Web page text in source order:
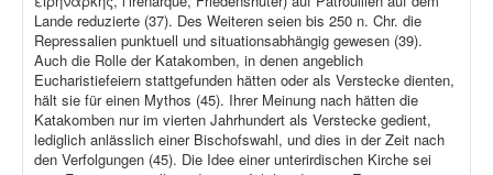
Lande reduzierte (37). Des Weiteren seien bis 250 n. Chr. die
Repressalien punktuell und situationsabhängig gewesen (39).
Auch die Rolle der Katakomben, in denen angeblich
Eucharistiefeiern stattgefunden hätten oder als Verstecke dienten,
hält sie für einen Mythos (45). Ihrer Meinung nach hätten die
Katakomben nur im vierten Jahrhundert als Verstecke gedient,
lediglich anlässlich einer Bischofswahl, und dies in der Zeit nach
den Verfolgungen (45). Die Idee einer unterirdischen Kirche sei